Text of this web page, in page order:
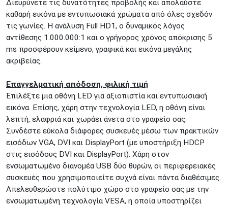
Διευρύνετε τις δυνατότητες προβολής και απολαύστε
καθαρή εικόνα με εντυπωσιακά χρώματα από όλες σχεδόν
τις γωνίες. Η ανάλυση Full HD1, ο δυναμικός λόγος
αντίθεσης 1.000.000:1 και ο γρήγορος χρόνος απόκρισης 5
ms προσφέρουν κείμενο, γραφικά και εικόνα μεγάλης
ακριβείας.
Επαγγελματική απόδοση, φιλική τιμή
Επιλέξτε μια οθόνη LED για αξιοπιστία και εντυπωσιακή
εικόνα. Επίσης, χάρη στην τεχνολογία LED, η οθόνη είναι
λεπτή, ελαφριά και χωράει άνετα στο γραφείο σας.
Συνδέστε εύκολα διάφορες συσκευές μέσω των πρακτικών
εισόδων VGA, DVI και DisplayPort (με υποστήριξη HDCP
στις εισόδους DVI και DisplayPort). Χάρη στον
ενσωματωμένο διανομέα USB δύο θυρών, οι περιφερειακές
συσκευές που χρησιμοποιείτε συχνά είναι πάντα διαθέσιμες.
Απελευθερώστε πολύτιμο χώρο στο γραφείο σας με την
ενσωματωμένη τεχνολογία VESA, η οποία υποστηρίζει